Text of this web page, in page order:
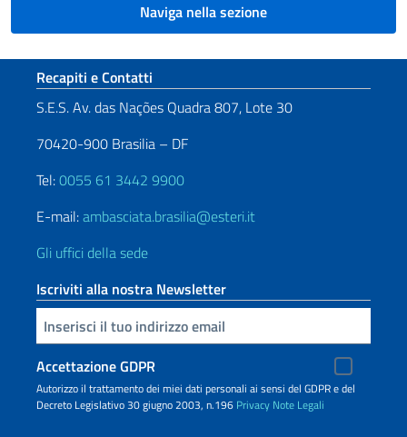
Naviga nella sezione
Sezione footer
Recapiti e Contatti
S.E.S. Av. das Nações Quadra 807, Lote 30
70420-900 Brasilia – DF
Tel:0055 61 3442 9900
E-mail:ambasciata.brasilia@esteri.it
Gli uffici della sede
Iscriviti alla nostra Newsletter
Inserisci la tua email
Accettazione GDPR
Autorizzo il trattamento dei miei dati personali ai sensi del GDPR e del
Decreto Legislativo 30 giugno 2003, n.196 Privacy Note Legali